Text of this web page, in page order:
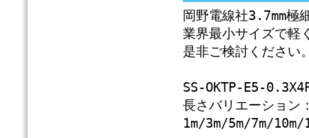
岡野電線社3.7mm極
業界最小サイズで軽
是非ご検討ください
SS-OKTP-E5-
長さバリエーション
1m/3m/5m/7m/